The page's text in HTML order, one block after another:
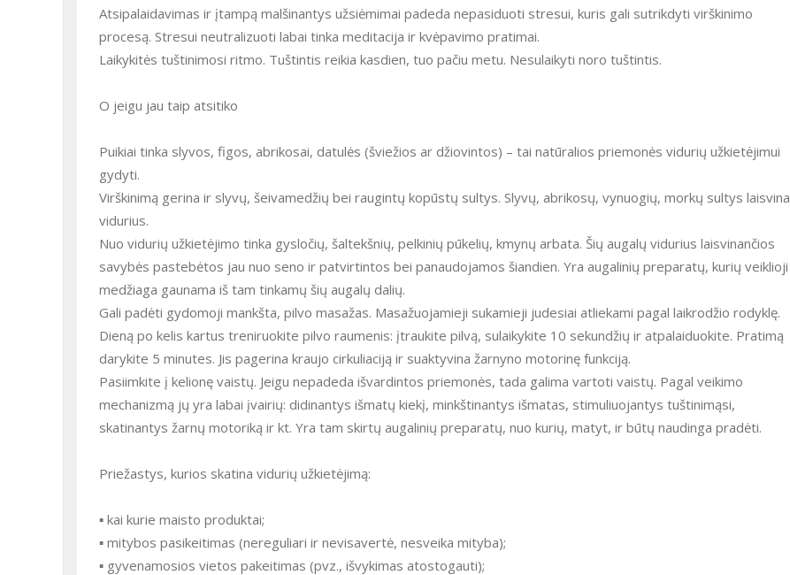
Atsipalaidavimas ir įtampą malšinantys užsiėmimai padeda nepasiduoti stresui, kuris gali sutrikdyti virškinimo
procesą. Stresui neutralizuoti labai tinka meditacija ir kvėpavimo pratimai.
Laikykitės tuštinimosi ritmo. Tuštintis reikia kasdien, tuo pačiu metu. Nesulaikyti noro tuštintis.
O jeigu jau taip atsitiko
Puikiai tinka slyvos, figos, abrikosai, datulės (šviežios ar džiovintos) – tai natūralios priemonės vidurių užkietėjimui
gydyti.
Virškinimą gerina ir slyvų, šeivamedžių bei raugintų kopūstų sultys. Slyvų, abrikosų, vynuogių, morkų sultys laisvina
vidurius.
Nuo vidurių užkietėjimo tinka gysločių, šaltekšnių, pelkinių pūkelių, kmynų arbata. Šių augalų vidurius laisvinančios
savybės pastebėtos jau nuo seno ir patvirtintos bei panaudojamos šiandien. Yra augalinių preparatų, kurių veiklioji
medžiaga gaunama iš tam tinkamų šių augalų dalių.
Gali padėti gydomoji mankšta, pilvo masažas. Masažuojamieji sukamieji judesiai atliekami pagal laikrodžio rodyklę.
Dieną po kelis kartus treniruokite pilvo raumenis: įtraukite pilvą, sulaikykite 10 sekundžių ir atpalaiduokite. Pratimą
darykite 5 minutes. Jis pagerina kraujo cirkuliaciją ir suaktyvina žarnyno motorinę funkciją.
Pasiimkite į kelionę vaistų. Jeigu nepadeda išvardintos priemonės, tada galima vartoti vaistų. Pagal veikimo
mechanizmą jų yra labai įvairių: didinantys išmatų kiekį, minkštinantys išmatas, stimuliuojantys tuštinimąsi,
skatinantys žarnų motoriką ir kt. Yra tam skirtų augalinių preparatų, nuo kurių, matyt, ir būtų naudinga pradėti.
Priežastys, kurios skatina vidurių užkietėjimą:
▪ kai kurie maisto produktai;
▪ mitybos pasikeitimas (nereguliari ir nevisavertė, nesveika mityba);
▪ gyvenamosios vietos pakeitimas (pvz., išvykimas atostogauti);